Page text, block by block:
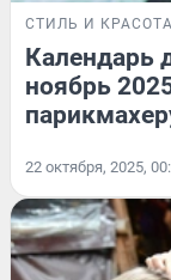
СТИЛЬ И КРАСОТА
Календарь
ноябрь
22 октября, 2025,